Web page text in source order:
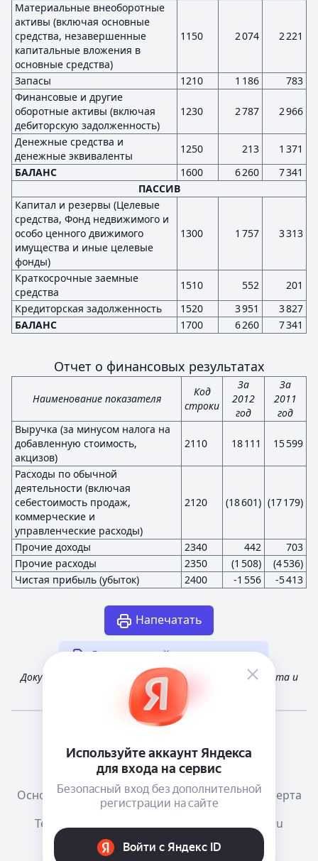
Материальные внеоборотные
активы (включая основные
средства, незавершенные
капитальные вложения в
основные средства)
1150 2 074 2 221
Запасы 1210 1 186
783
Финансовые и другие
оборотные активы (включая
дебиторскую задолженность)
1230 2 787 2 966
Денежные средства и
денежные эквиваленты
1250 213
1 371
БАЛАНС
1600 6 260
7 341
ПАССИВ
Капитал и резервы (Целевые
средства, Фонд недвижимого и
особо ценного движимого
имущества и иные целевые
фонды)
1300 1 757 3 313
Краткосрочные заемные
средства
1510 552
201
Кредиторская задолженность
1520 3 951
3 827
БАЛАНС
1700 6 260 7 341
Отчет о финансовых результатах
Наименование показателя
Код
строки
За
2012
год
За
2011
год
Выручка (за минусом налога на
добавленную стоимость,
акцизов)
2110 18 111 15 599
Расходы по обычной
деятельности (включая
себестоимость продаж,
коммерческие и
управленческие расходы)
2120 (18 601) (17 179)
Прочие доходы 2340 442
703
Прочие расходы
2350 (1 508)
(4 536)
Чистая прибыль (убыток)
2400 -1 556 -5 413
Напечатать
Другая случайная отчетность
Документ получен из открытых источников Росстата и
Федеральной налоговой службы России
Телеграм канал о сервисе
Основания размещения информации
Оферта
Тема:
mail@e-ecolog.ru